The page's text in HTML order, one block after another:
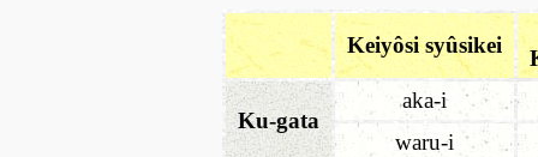
Keiyôsi syûsikei
Ku-gata
aka-i
waru-i